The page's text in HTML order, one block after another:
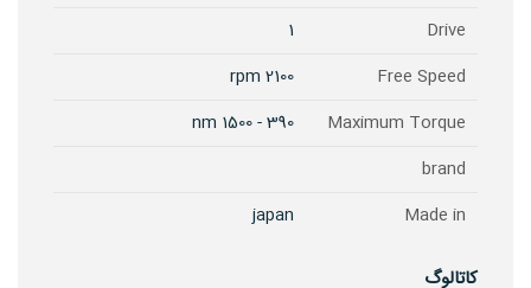
Drive
1
Free Speed
2100 rpm
Maximum Torque
390 - 1500 nm
brand
Made in
japan
کاتالوگ